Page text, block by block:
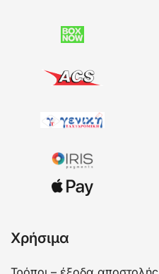
Χρήσιμα